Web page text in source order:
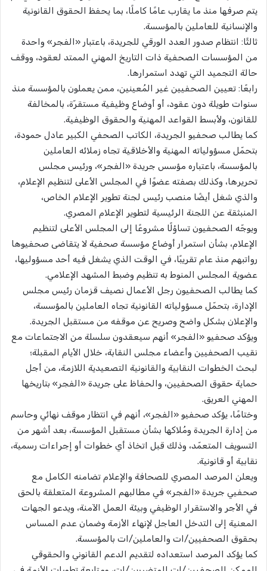
يتم صرفها منذ ما يقارب عامًا كاملًا، بما يحفظ الحقوق القانونية
والإنسانية للعاملين بالمؤسسة.
ثالثًا: انتظام صدور العدد الورقي للجريدة، باعتبار «الفجر» واحدة
من المؤسسات الصحفية ذات التاريخ المهني الممتد لعقود، ووقف
حالة التجميد التي تهدد استمرارها.
رابعًا: تعيين الصحفيين غير المُعينين، ممن يعملون بالمؤسسة منذ
سنوات طويلة دون عقود، أو أوضاع وظيفية مستقرّة، بالمخالفة
للقانون، ولأبسط القواعد المهنية والحقوق الوظيفية.
كما يطالب صحفيو الجريدة، الكاتب الصحفي الكبير عادل حمودة،
بتحمّل مسؤولياته المهنية والأخلاقية تجاه زملائه العاملين
بالمؤسسة، باعتباره مؤسس جريدة «الفجر»، ورئيس مجلس
تحريرها، وكذلك بصفته عضوًا في المجلس الأعلى لتنظيم الإعلام،
والذي شغل أيضًا منصب رئيس لجنة تطوير الإعلام الخاص،
المنبثقة عن اللجنة الرئيسية لتطوير الإعلام المصري.
ويوجّه الصحفيون تساؤلًا مشروعًا إلى المجلس الأعلى لتنظيم
الإعلام، بشأن استمرار أوضاع مؤسسة صحفية لا يتقاضى صحفيوها
رواتبهم منذ عام تقريبًا، في الوقت الذي يشغل فيه أحد مسؤوليها،
عضوية المجلس المنوط به تنظيم وضبط المشهد الإعلامي.
كما يطالب الصحفيون رجل الأعمال نصيف قزمان رئيس مجلس
الإدارة، بتحمّل مسؤولياته القانونية تجاه العاملين بالمؤسسة،
والإعلان بشكل واضح وصريح عن موقفه من مستقبل الجريدة.
ويؤكد صحفيو «الفجر» أنهم سيعقدون سلسلة من الاجتماعات مع
نقيب الصحفيين وأعضاء مجلس النقابة، خلال الأيام المقبلة؛
لبحث الخطوات النقابية والقانونية التصعيدية اللازمة، من أجل
حماية حقوق الصحفيين، والحفاظ على جريدة «الفجر» بتاريخها
المهني العريق.
وختامًا، يؤكد صحفيو «الفجر»، أنهم في انتظار موقف نهائي وحاسم
من إدارة الجريدة ومُلاكها بشأن مستقبل المؤسسة، بعد أشهر من
التسويف المتعمّد، وذلك قبل اتخاذ أي خطوات أو إجراءات رسمية،
نقابية أو قانونية.
ويعلن المرصد المصري للصحافة والإعلام تضامنه الكامل مع
صحفيي جريدة «الفجر» في مطالبهم المشروعة المتعلقة بالحق
في الأجر والاستقرار الوظيفي وبيئة العمل الآمنة، ويدعو الجهات
المعنية إلى التدخل العاجل لإنهاء الأزمة وضمان عدم المساس
بحقوق الصحفيين/ات والعاملين/ات بالمؤسسة.
كما يؤكد المرصد استعداده لتقديم الدعم القانوني والحقوقي